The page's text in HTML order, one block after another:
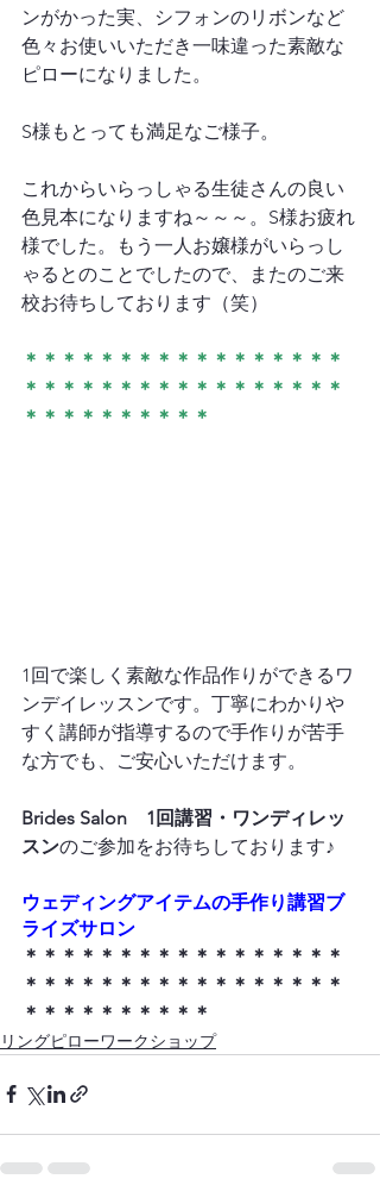
ンがかった実、シフォンのリボンなど
色々お使いいただき一味違った素敵な
ピローになりました。
S様もとっても満足なご様子。
これからいらっしゃる生徒さんの良い
色見本になりますね～～～。S様お疲れ
様でした。もう一人お嬢様がいらっし
ゃるとのことでしたので、またのご来
校お待ちしております（笑）
＊＊＊＊＊＊＊＊＊＊＊＊＊＊＊＊＊
＊＊＊＊＊＊＊＊＊＊＊＊＊＊＊＊＊
＊＊＊＊＊＊＊＊＊＊
1回で楽しく素敵な作品作りができるワ
ンデイレッスンです。丁寧にわかりや
すく講師が指導するので手作りが苦手
な方でも、ご安心いただけます。
Brides Salon　1回講習・ワンディレッ
スン
ウェディングアイテムの手作り講習ブ
ライズサロン
＊＊＊＊＊＊＊＊＊＊＊＊＊＊＊＊＊
＊＊＊＊＊＊＊＊＊＊＊＊＊＊＊＊＊
＊＊＊＊＊＊＊＊＊＊
リングピローワークショップ